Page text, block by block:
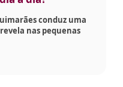
conduz uma
nas pequenas